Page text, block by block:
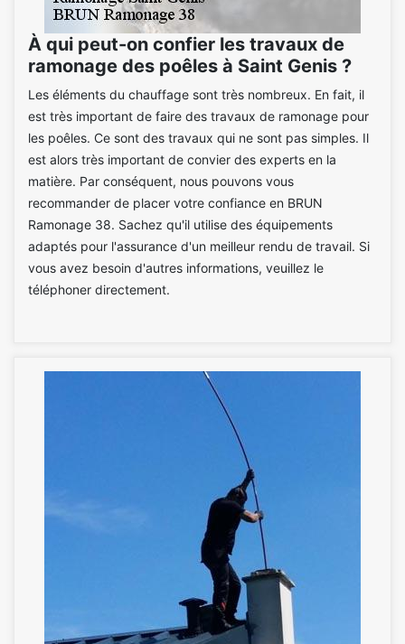
À qui peut-on confier les travaux de
ramonage des poêles à Saint Genis ?
Les éléments du chauffage sont très nombreux. En fait, il
est très important de faire des travaux de ramonage pour
les poêles. Ce sont des travaux qui ne sont pas simples. Il
est alors très important de convier des experts en la
matière. Par conséquent, nous pouvons vous
recommander de placer votre confiance en BRUN
Ramonage 38. Sachez qu'il utilise des équipements
adaptés pour l'assurance d'un meilleur rendu de travail. Si
vous avez besoin d'autres informations, veuillez le
téléphoner directement.